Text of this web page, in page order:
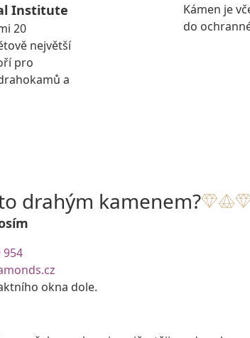
Institute
20
největší
pro
a
Kámen je
do
drahým kamenem?
954
okna dole.